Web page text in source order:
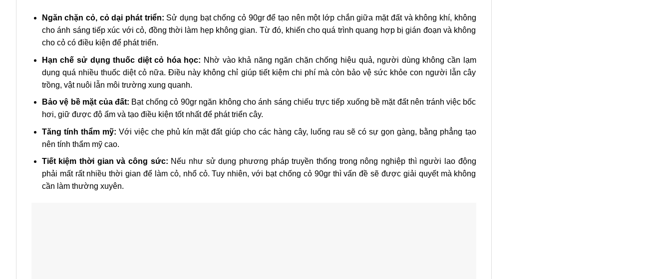
Ngăn chặn cỏ, cỏ dại phát triển: Sử dụng bạt chống cỏ 90gr để tạo nên một lớp chắn giữa mặt đất và không khí, không
cho ánh sáng tiếp xúc với cỏ, đồng thời làm hẹp không gian. Từ đó, khiến cho quá trình quang hợp bị gián đoạn và không
cho cỏ có điều kiện để phát triển.
Hạn chế sử dụng thuốc diệt cỏ hóa học: Nhờ vào khả năng ngăn chặn chống hiệu quả, người dùng không cần lạm
dụng quá nhiều thuốc diệt cỏ nữa. Điều này không chỉ giúp tiết kiệm chi phí mà còn bảo vệ sức khỏe con người lẫn cây
trồng, vật nuôi lẫn môi trường xung quanh.
Bảo vệ bề mặt của đất: Bạt chống cỏ 90gr ngăn không cho ánh sáng chiếu trực tiếp xuống bề mặt đất nên tránh việc bốc
hơi, giữ được độ ẩm và tạo điều kiện tốt nhất để phát triển cây.
Tăng tính thẩm mỹ: Với việc che phủ kín mặt đất giúp cho các hàng cây, luống rau sẽ có sự gọn gàng, bằng phẳng tạo
nên tính thẩm mỹ cao.
Tiết kiệm thời gian và công sức: Nếu như sử dụng phương pháp truyền thống trong nông nghiệp thì người lao động
phải mất rất nhiều thời gian để làm cỏ, nhổ cỏ. Tuy nhiên, với bạt chống cỏ 90gr thì vấn đề sẽ được giải quyết mà không
cần làm thường xuyên.